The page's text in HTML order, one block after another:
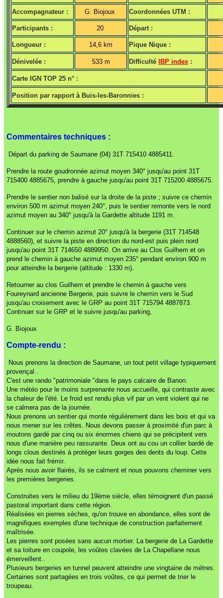
Accompagnateur : G. Biojoux Coordonnées UTM :
Participants : 20 Départ :
Longueur : 14,6 km Pique Nique :
Dénivelée : 533 m Difficulté IBP index :
Carte IGN TOP 25 n° :
Position par rapport à Buis-les-Baronnies :
Commentaires techniques :
Départ du parking de Saumane (04) 31T 715410 4885411.
Prendre la route goudronnée azimut moyen 340° jusqu'au point 31T
715400 4885675, prendre à gauche jusqu'au point 31T 715200 4885675.
Prendre le sentier non balisé sur la droite de la piste ; suivre ce chemin
environ 500 m azimut moyen 240°, puis le sentier remonte vers le nord
azimut moyen au 340° jusqu'à la Gardette altitude 1191 m.
Continuer sur le chemin azimut 20° jusqu'à la bergerie (31T 714548
4888560), et suivre la piste en direction du nord-est puis plein nord
jusqu'au point 31T 714650 4889950. On arrive au Clos Guilhem et on
prend le chemin à gauche azimut moyen 235° pendant environ 900 m
pour atteindre la bergerie (altitude : 1330 m).
Retourner au clos Guilhem et prendre le chemin à gauche vers
Foureynard ancienne Bergerie, puis suivre le chemin vers le Sud
jusqu'au croisement avec le GRP au point 31T 715794 4887873.
Continuer sur le GRP et le suivre jusqu'au parking,
G. Biojoux
Compte-rendu :
Nous prenons la direction de Saumane, un tout petit village typiquement
provençal .
C'est une rando "patrimoniale "dans le pays calcaire de Banon.
Une météo pour le moins surprenante nous accueille, qui contraste avec
la chaleur de l'été. Le froid est rendu plus vif par un vent violent qui ne
se calmera pas de la journée.
Nous prenons un sentier qui monte régulièrement dans les bois et qui va
nous mener sur les crêtes. Nous devons passer à proximité d'un parc à
moutons gardé par cinq ou six énormes chiens qui se précipitent vers
nous d'une manière peu rassurante. Deux ont au cou un collier bardé de
longs clous destinés à protéger leurs gorges des dents du loup. Cette
idée nous fait frémir.
Après nous avoir flairés, ils se calment et nous pouvons cheminer vers
les premières bergeries.
Construites vers le milieu du 19ème siècle, elles témoignent d'un passé
pastoral important dans cette région.
Réalisées en pierres sèches, qu'on trouve en abondance, elles sont de
magnifiques exemples d'une technique de construction parfaitement
maîtrisée.
Les pierres sont posées sans aucun mortier. La bergerie de La Gardette
et sa toiture en coupole, les voûtes clavées de La Chapellane nous
émerveillent..
Plusieurs bergeries en tunnel peuvent atteindre une vingtaine de mètres.
Certaines sont partagées en trois voûtes, ce qui permet de trier le
troupeau.